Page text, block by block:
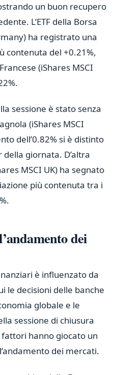
un buon recupero
L’ETF della Borsa
ha registrato una
contenuta del +0.21%,
(iShares MSCI
sessione è stato senza
(iShares MSCI
dell’0.82% si è distinto
giornata. D’altra
MSCI UK) ha segnato
più contenuta tra i
dei
è influenzato da
le decisioni delle banche
globale e le
sessione di chiusura
hanno giocato un
dei mercati.